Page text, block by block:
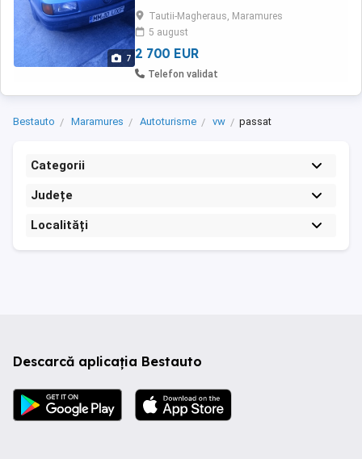
7
Tautii-Magheraus, Maramures
5 august
2 700 EUR
Telefon validat
Bestauto Maramures Autoturisme vw passat
Categorii
Județe
Localități
Descarcă aplicația Bestauto